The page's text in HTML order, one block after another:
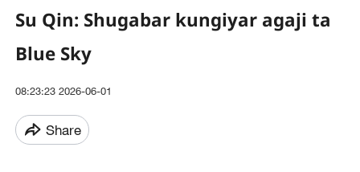
Su Qin: Shugabar kungiyar agaji ta
Blue Sky
08:23:23 2026-06-01
Share